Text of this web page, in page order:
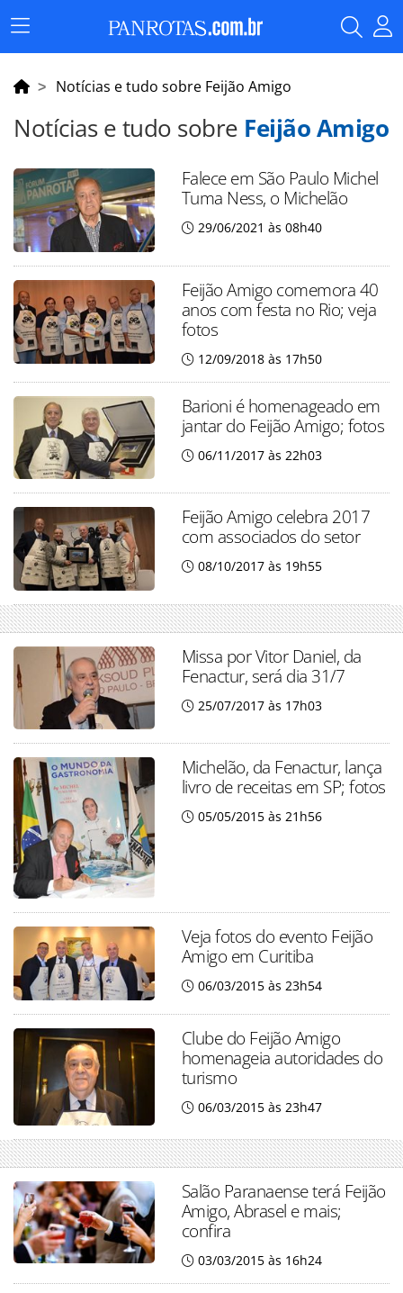
Menu
Principal
Notícias e tudo sobre Feijão Amigo
Notícias e tudo sobre Feijão Amigo
Falece em São Paulo Michel
Tuma Ness, o Michelão
29/06/2021 às 08h40
Feijão Amigo comemora 40
anos com festa no Rio; veja
fotos
12/09/2018 às 17h50
Barioni é homenageado em
jantar do Feijão Amigo; fotos
06/11/2017 às 22h03
Feijão Amigo celebra 2017
com associados do setor
08/10/2017 às 19h55
Missa por Vitor Daniel, da
Fenactur, será dia 31/7
25/07/2017 às 17h03
Michelão, da Fenactur, lança
livro de receitas em SP; fotos
05/05/2015 às 21h56
Veja fotos do evento Feijão
Amigo em Curitiba
06/03/2015 às 23h54
Clube do Feijão Amigo
homenageia autoridades do
turismo
06/03/2015 às 23h47
Salão Paranaense terá Feijão
Amigo, Abrasel e mais;
confira
03/03/2015 às 16h24